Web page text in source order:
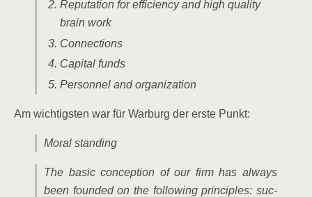
Repu­ta­ti­on for effi­ci­en­cy and high qua­li­ty
brain work
Con­nec­tions
Capi­tal funds
Per­son­nel and organization
Am wich­tigs­ten war für War­burg der ers­te Punkt:
Moral stan­ding
The basic con­cep­ti­on of our firm has always
been foun­ded on the fol­lo­wing prin­ci­ples: suc­